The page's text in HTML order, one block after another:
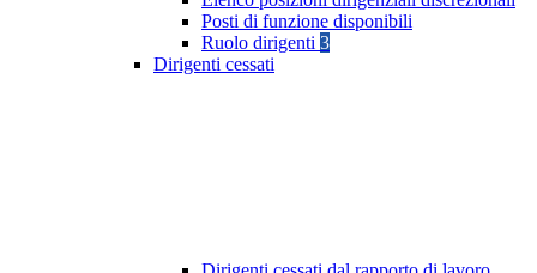
Posti di funzione disponibili
Ruolo dirigenti 3
Dirigenti cessati